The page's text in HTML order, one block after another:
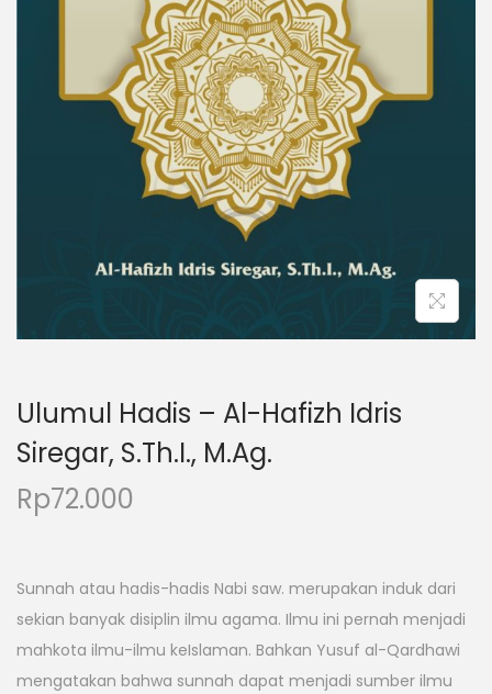
Ulumul Hadis – Al-Hafizh Idris
Siregar, S.Th.I., M.Ag.
Rp72.000
Sunnah atau hadis-hadis Nabi saw. merupakan induk dari
sekian banyak disiplin ilmu agama. Ilmu ini pernah menjadi
mahkota ilmu-ilmu keIslaman. Bahkan Yusuf al-Qardhawi
mengatakan bahwa sunnah dapat menjadi sumber ilmu